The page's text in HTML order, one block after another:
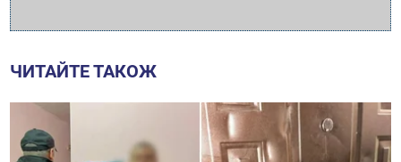
ЧИТАЙТЕ ТАКОЖ